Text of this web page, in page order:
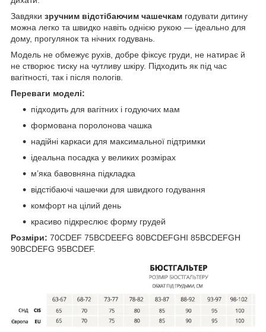
Завдяки зручним відстібаючим чашечкам годувати дитину
можна легко та швидко навіть однією рукою — ідеально для
дому, прогулянок та нічних годувань.
Модель не обмежує рухів, добре фіксує груди, не натирає й
не створює тиску на чутливу шкіру. Підходить як під час
вагітності, так і після пологів.
Переваги моделі:
підходить для вагітних і годуючих мам
формована поролонова чашка
надійні каркаси для максимальної підтримки
ідеальна посадка у великих розмірах
м’яка бавовняна підкладка
відстібаючі чашечки для швидкого годування
комфорт на цілий день
красиво підкреслює форму грудей
Розміри: 70CDEF 75BCDEEFG 80BCDEFGHI 85BCDEFGH
90BCDEFG 95BCDEF.